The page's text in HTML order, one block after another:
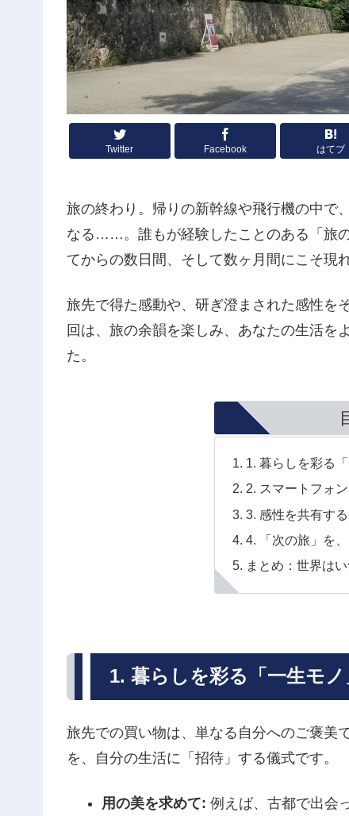
Twitter Facebook はてブ
旅の終わり。帰りの新幹線や飛行機の中で
なる……。誰もが経験したことのある「旅
てからの数日間、そして数ヶ月間にこそ現れ
旅先で得た感動や、研ぎ澄まされた感性を
回は、旅の余韻を楽しみ、あなたの生活を
た。
1. 暮らしを彩る
2. スマートフォ
3. 感性を共有す
4. 「次の旅」を
まとめ：世界は
1. 暮らしを彩る「一生モ
旅先での買い物は、単なる自分へのご褒美
を、自分の生活に「招待」する儀式です。
用の美を求めて: 例えば、古都で出会